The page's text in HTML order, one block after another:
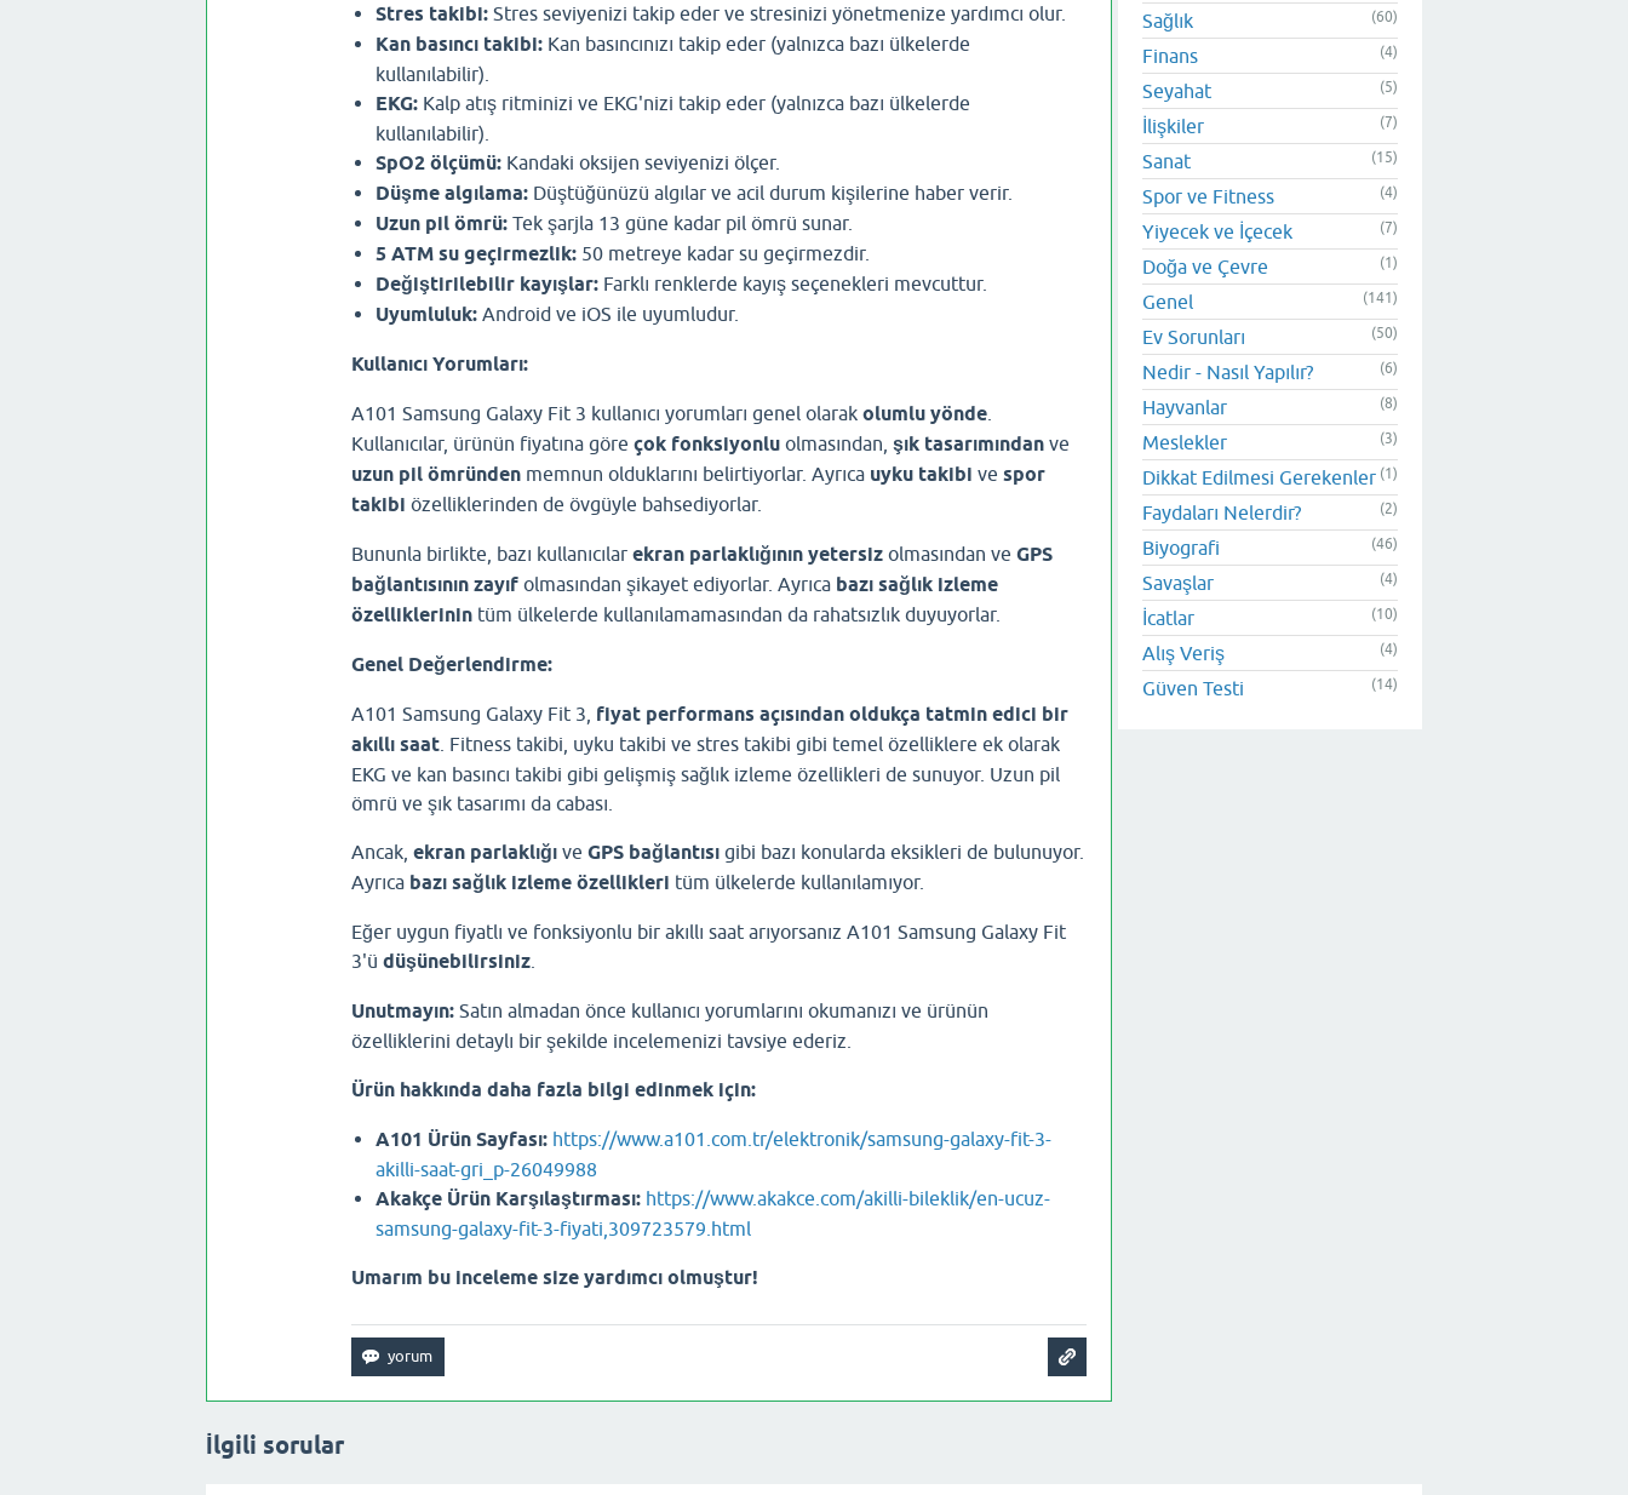
Stres takibi:Stres seviyenizi takip eder ve stresinizi yönetmenize yardımcı olur.
Kan basıncı takibi:Kan basıncınızı takip eder (yalnızca bazı ülkelerde
kullanılabilir).
EKG:Kalp atış ritminizi ve EKG'nizi takip eder (yalnızca bazı ülkelerde
kullanılabilir).
SpO2 ölçümü:Kandaki oksijen seviyenizi ölçer.
Düşme algılama:Düştüğünüzü algılar ve acil durum kişilerine haber verir.
Uzun pil ömrü:Tek şarjla 13 güne kadar pil ömrü sunar.
5 ATM su geçirmezlik:50 metreye kadar su geçirmezdir.
Değiştirilebilir kayışlar:Farklı renklerde kayış seçenekleri mevcuttur.
Uyumluluk:Android ve iOS ile uyumludur.
Kullanıcı Yorumları:
A101 Samsung Galaxy Fit 3 kullanıcı yorumları genel olarak olumlu yönde.
Kullanıcılar, ürünün fiyatına göre çok fonksiyonluolmasından, şık tasarımındanve
uzun pil ömründenmemnun olduklarını belirtiyorlar. Ayrıca uyku takibi ve spor
takibi özelliklerinden de övgüyle bahsediyorlar.
Bununla birlikte, bazı kullanıcılar ekran parlaklığının yetersizolmasından ve GPS
bağlantısının zayıfolmasından şikayet ediyorlar. Ayrıca bazı sağlık izleme
özelliklerinintüm ülkelerde kullanılamamasından da rahatsızlık duyuyorlar.
Genel Değerlendirme:
A101 Samsung Galaxy Fit 3, fiyat performans açısından oldukça tatmin edici bir
akıllı saat. Fitness takibi, uyku takibi ve stres takibi gibi temel özelliklere ek olarak
EKG ve kan basıncı takibi gibi gelişmiş sağlık izleme özellikleri de sunuyor. Uzun pil
ömrü ve şık tasarımı da cabası.
Ancak, ekran parlaklığıve GPS bağlantısıgibi bazı konularda eksikleri de bulunuyor.
Ayrıca bazı sağlık izleme özellikleri tüm ülkelerde kullanılamıyor.
Eğer uygun fiyatlı ve fonksiyonlu bir akıllı saat arıyorsanız A101 Samsung Galaxy Fit
3'ü düşünebilirsiniz.
Unutmayın:Satın almadan önce kullanıcı yorumlarını okumanızı ve ürünün
özelliklerini detaylı bir şekilde incelemenizi tavsiye ederiz.
Ürün hakkında daha fazla bilgi edinmek için:
A101 Ürün Sayfası: https://www.a101.com.tr/elektronik/samsung-galaxy-fit-3-
akilli-saat-gri_p-26049988
Akakçe Ürün Karşılaştırması: https://www.akakce.com/akilli-bileklik/en-ucuz-
samsung-galaxy-fit-3-fiyati,309723579.html
Umarım bu inceleme size yardımcı olmuştur!
Sağlık (60)
Finans (4)
Seyahat (5)
İlişkiler (7)
Sanat (15)
Spor ve Fitness (4)
Yiyecek ve İçecek (7)
Doğa ve Çevre (1)
Genel (141)
Ev Sorunları (50)
Nedir - Nasıl Yapılır? (6)
Hayvanlar (8)
Meslekler (3)
Dikkat Edilmesi Gerekenler (1)
Faydaları Nelerdir? (2)
Biyografi (46)
Savaşlar (4)
İcatlar (10)
Alış Veriş (4)
Güven Testi (14)
İlgili sorular